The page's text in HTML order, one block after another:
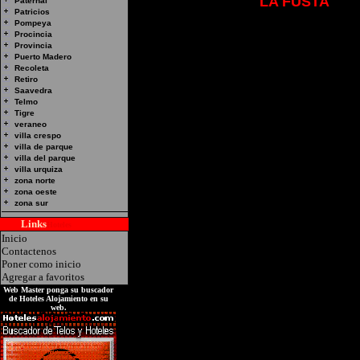
Patricios
Pompeya
Procincia
Provincia
Puerto Madero
Recoleta
Retiro
Saavedra
Telmo
Tigre
veraneo
villa crespo
villa de parque
villa del parque
villa urquiza
zona norte
zona oeste
zona sur
Links
Inicio
Contactenos
Poner como inicio
Agregar a favoritos
Web Master ponga su buscador
de Hoteles Alojamiento en su
web.